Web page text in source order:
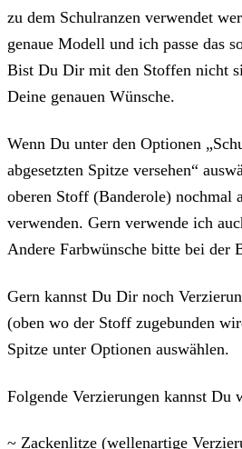
zu dem Schulranzen verwendet
genaue Modell und ich passe das
Bist Du Dir mit den Stoffen nicht
Deine genauen Wünsche.
Wenn Du unter den Optionen
abgesetzten Spitze versehen“
oberen Stoff (Banderole) nochmal
verwenden. Gern verwende ich
Andere Farbwünsche bitte bei der
Gern kannst Du Dir noch
(oben wo der Stoff zugebunden
Spitze unter Optionen auswählen.
Folgende Verzierungen kannst Du
~ Zackenlitze (wellenartige